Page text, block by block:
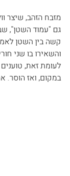
גם "עמוד השטן",
קשה בין השטן
והשאירו בו שני
לעומת זאת,
במקום, ואז הוסר.